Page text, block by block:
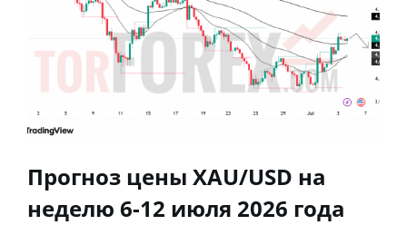
Прогноз цены XAU/USD на
неделю 6-12 июля 2026 года